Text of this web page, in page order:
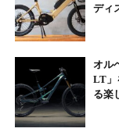
ディ
オル
LT」
る楽